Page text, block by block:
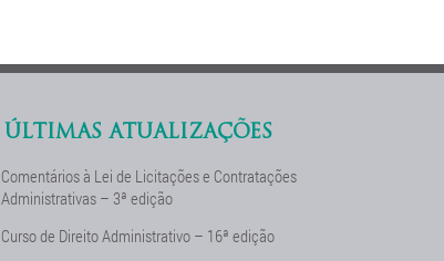
ÚLTIMAS ATUALIZAÇÕES
Comentários à Lei de Licitações e Contratações
Administrativas – 3ª edição
Curso de Direito Administrativo – 16ª edição